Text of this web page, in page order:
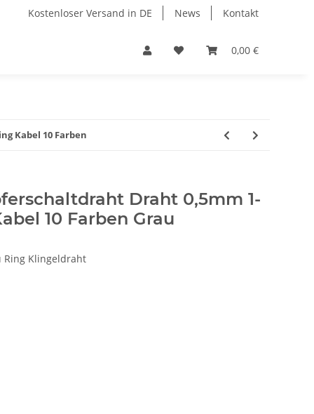
Kostenloser Versand in DE News Kontakt
0,00 €
Kabel 10 Farben
Draht 0,5mm 1-
10 Farben Grau
Ring Klingeldraht